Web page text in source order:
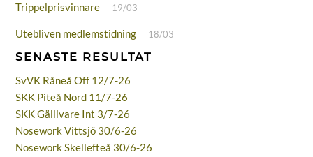
Trippelprisvinnare 19/03
Utebliven medlemstidning 18/03
SENASTE RESULTAT
SvVK Råneå Off 12/7-26
SKK Piteå Nord 11/7-26
SKK Gällivare Int 3/7-26
Nosework Vittsjö 30/6-26
Nosework Skellefteå 30/6-26